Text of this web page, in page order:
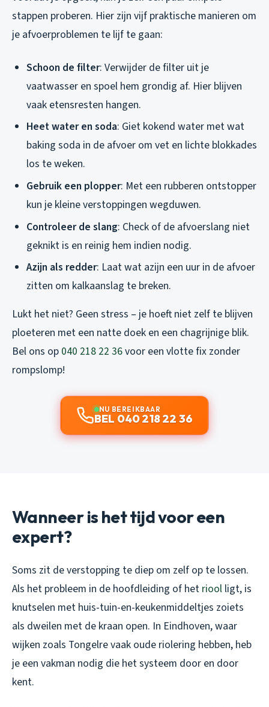
stappen proberen. Hier zijn vijf praktische manieren om
je afvoerproblemen te lijf te gaan:
Schoon de filter: Verwijder de filter uit je
vaatwasser en spoel hem grondig af. Hier blijven
vaak etensresten hangen.
Heet water en soda: Giet kokend water met wat
baking soda in de afvoer om vet en lichte blokkades
los te weken.
Gebruik een plopper: Met een rubberen ontstopper
kun je kleine verstoppingen wegduwen.
Controleer de slang: Check of de afvoerslang niet
geknikt is en reinig hem indien nodig.
Azijn als redder: Laat wat azijn een uur in de afvoer
zitten om kalkaanslag te breken.
Lukt het niet? Geen stress – je hoeft niet zelf te blijven
ploeteren met een natte doek en een chagrijnige blik.
Bel ons op 040 218 22 36voor een vlotte fix zonder
rompslomp!
NU BEREIKBAAR
BEL 040 218 22 36
Wanneer is het tijd voor een
expert?
Soms zit de verstopping te diep om zelf op te lossen.
Als het probleem in de hoofdleiding of het riool ligt, is
knutselen met huis-tuin-en-keukenmiddeltjes zoiets
als dweilen met de kraan open. In Eindhoven, waar
wijken zoals Tongelre vaak oude riolering hebben, heb
je een vakman nodig die het systeem door en door
kent.